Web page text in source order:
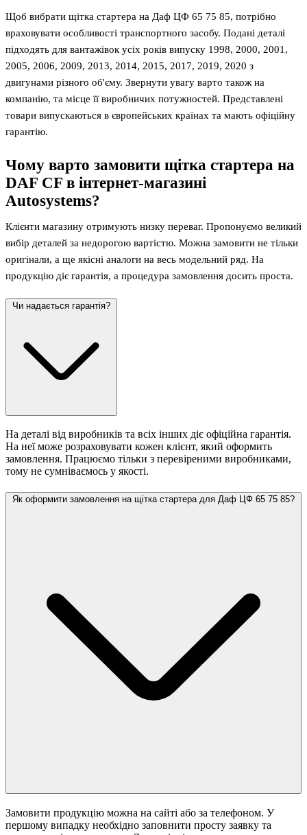
Щоб вибрати щітка стартера на Даф ЦФ 65 75 85, потрібно
враховувати особливості транспортного засобу. Подані деталі
підходять для вантажівок усіх років випуску 1998, 2000, 2001,
2005, 2006, 2009, 2013, 2014, 2015, 2017, 2019, 2020 з
двигунами різного об'єму. Звернути увагу варто також на
компанію, та місце її виробничих потужностей. Представлені
товари випускаються в європейських країнах та мають офіційну
гарантію.
Чому варто замовити щітка стартера на
DAF CF в інтернет-магазині
Autosystems?
Клієнти магазину отримують низку переваг. Пропонуємо великий
вибір деталей за недорогою вартістю. Можна замовити не тільки
оригінали, а ще якісні аналоги на весь модельний ряд. На
продукцію діє гарантія, а процедура замовлення досить проста.
Чи надається гарантія?
На деталі від виробників та всіх інших діє офіційна гарантія.
На неї може розраховувати кожен клієнт, який оформить
замовлення. Працюємо тільки з перевіреними виробниками,
тому не сумніваємось у якості.
Як оформити замовлення на щітка стартера для Даф ЦФ 65 75 85?
Замовити продукцію можна на сайті або за телефоном. У
першому випадку необхідно заповнити просту заявку та